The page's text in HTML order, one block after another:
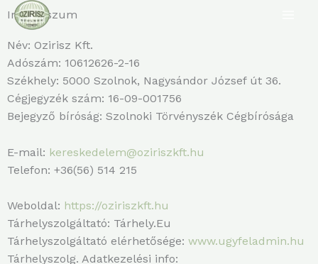
Skip
content
Impresszum
Név: Ozirisz Kft.
Adószám: 10612626-2-16
Székhely: 5000 Szolnok, Nagysándor József út 36.
Cégjegyzék szám: 16-09-001756
Bejegyző bíróság: Szolnoki Törvényszék Cégbírósága
E-mail: kereskedelem@oziriszkft.hu
Telefon: +36(56) 514 215
Weboldal: https://oziriszkft.hu
Tárhelyszolgáltató: Tárhely.Eu
Tárhelyszolgáltató elérhetősége: www.ugyfeladmin.hu
Tárhelyszolg. Adatkezelési info: